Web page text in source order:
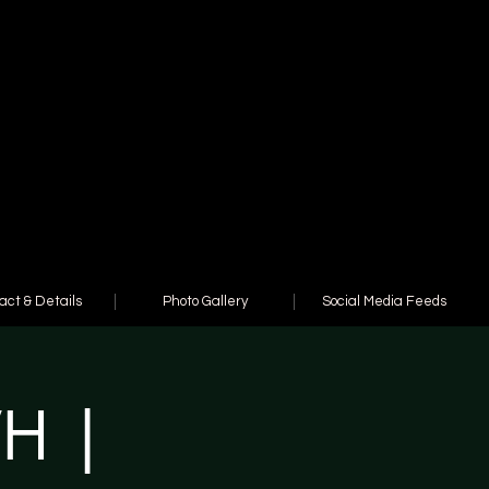
& Details Photo Gallery Social Media Feeds
|